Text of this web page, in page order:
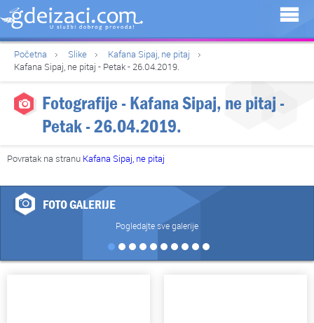
Početna Slike
Kafana Sipaj, ne pitaj
Kafana Sipaj, ne pitaj - Petak - 26.04.2019.
Fotografije - Kafana Sipaj, ne pitaj -
Petak - 26.04.2019.
Povratak na stranu Kafana Sipaj, ne pitaj
FOTO GALERIJE
Pogledajte sve galerije